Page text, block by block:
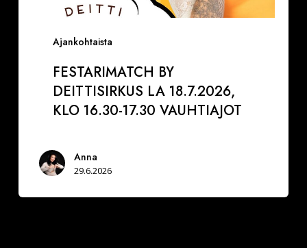
Ajankohtaista
FESTARIMATCH BY
DEITTISIRKUS LA 18.7.2026,
KLO 16.30-17.30 VAUHTIAJOT
Anna
29.6.2026